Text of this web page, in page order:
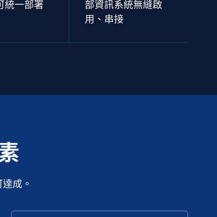
統一部署
部資訊系統無縫啟
用、串接
成。